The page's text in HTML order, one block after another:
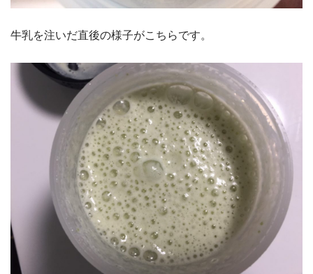
牛乳を注いだ直後の様子がこちらです。